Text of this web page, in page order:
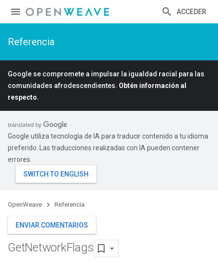
ACCEDER
Referencia
Google se compromete a impulsar la igualdad racial para las
comunidades afrodescendientes. Obtén información al
respecto.
Google utiliza tecnología de IA para traducir contenido a tu idioma
preferido. Las traducciones realizadas con IA pueden contener
errores.
OpenWeave Referencia
ENVIAR COMENTARIOS
GetNetworkFlags